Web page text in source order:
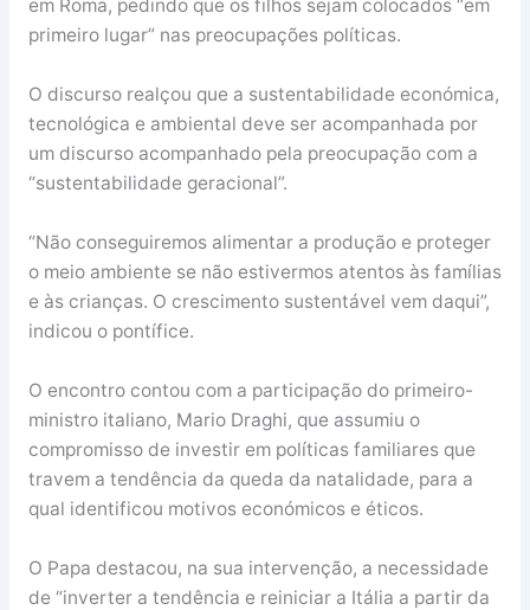
em Roma, pedindo que os filhos sejam colocados “em
primeiro lugar” nas preocupações políticas.
O discurso realçou que a sustentabilidade económica,
tecnológica e ambiental deve ser acompanhada por
um discurso acompanhado pela preocupação com a
“sustentabilidade geracional”.
“Não conseguiremos alimentar a produção e proteger
o meio ambiente se não estivermos atentos às famílias
e às crianças. O crescimento sustentável vem daqui”,
indicou o pontífice.
O encontro contou com a participação do primeiro-
ministro italiano, Mario Draghi, que assumiu o
compromisso de investir em políticas familiares que
travem a tendência da queda da natalidade, para a
qual identificou motivos económicos e éticos.
O Papa destacou, na sua intervenção, a necessidade
de “inverter a tendência e reiniciar a Itália a partir da